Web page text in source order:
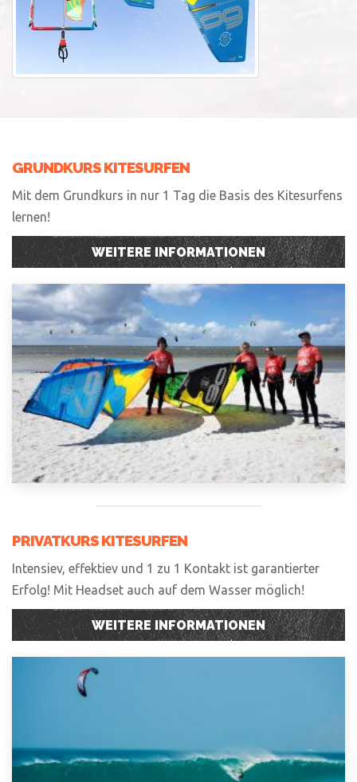
GRUNDKURS KITESURFEN
Mit dem Grundkurs in nur 1 Tag die Basis des Kitesurfens
lernen!
WEITERE INFORMATIONEN
PRIVATKURS KITESURFEN
Intensiev, effektiev und 1 zu 1 Kontakt ist garantierter
Erfolg! Mit Headset auch auf dem Wasser möglich!
WEITERE INFORMATIONEN